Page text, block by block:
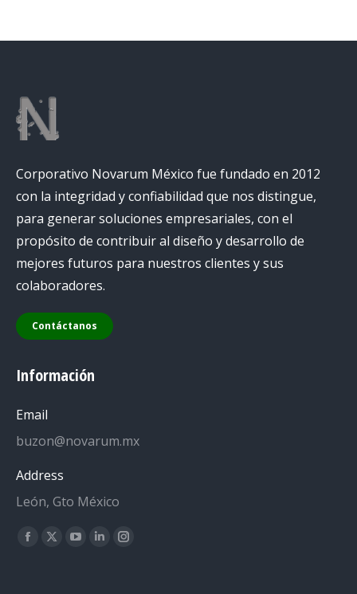
Corporativo Novarum México fue fundado en 2012
con la integridad y confiabilidad que nos distingue,
para generar soluciones empresariales, con el
propósito de contribuir al diseño y desarrollo de
mejores futuros para nuestros clientes y sus
colaboradores.
Contáctanos
Información
Email
buzon@novarum.mx
Address
León, Gto México
Encuéntranos en:
Facebook
X
YouTube
LinkedinInstagram